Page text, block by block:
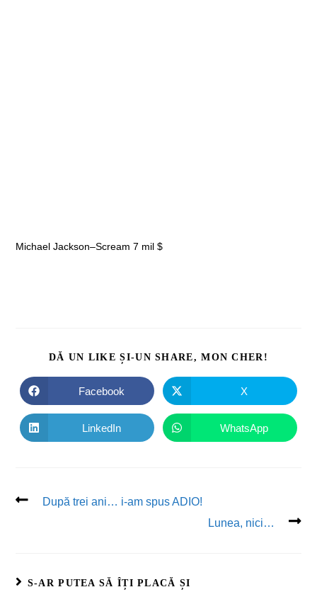
Michael Jackson–Scream 7 mil $
DĂ UN LIKE ȘI-UN SHARE, MON CHER!
Facebook X
LinkedIn WhatsApp
După trei ani… i-am spus ADIO!
Lunea, nici…
S-AR PUTEA SĂ ÎȚI PLACĂ ȘI